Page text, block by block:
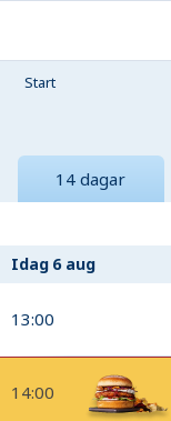
Start
14 dagar
Idag 6 aug
13:00
14:00